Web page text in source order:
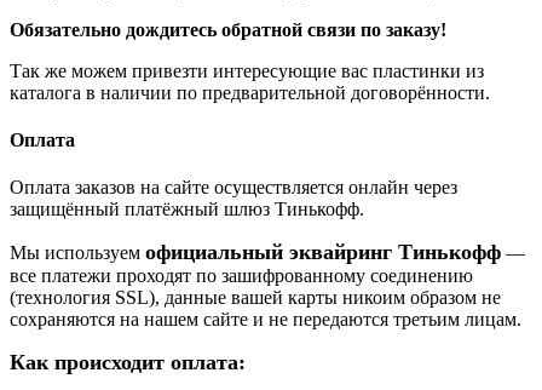
Обязательно дождитесь обратной связи по заказу!
Так же можем привезти интересующие вас пластинки из
каталога в наличии по предварительной договорённости.
Оплата
Оплата заказов на сайте осуществляется онлайн через
защищённый платёжный шлюз Тинькофф.
Мы используем официальный эквайринг Тинькофф —
все платежи проходят по зашифрованному соединению
(технология SSL), данные вашей карты никоим образом не
сохраняются на нашем сайте и не передаются третьим лицам.
Как происходит оплата: